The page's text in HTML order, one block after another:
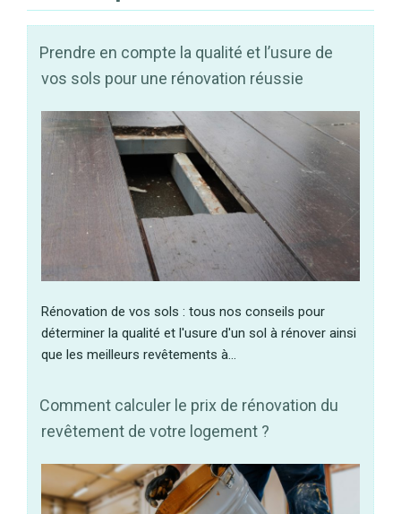
Prendre en compte la qualité et l’usure de
vos sols pour une rénovation réussie
Rénovation de vos sols : tous nos conseils pour
déterminer la qualité et l'usure d'un sol à rénover ainsi
que les meilleurs revêtements à…
Comment calculer le prix de rénovation du
revêtement de votre logement ?